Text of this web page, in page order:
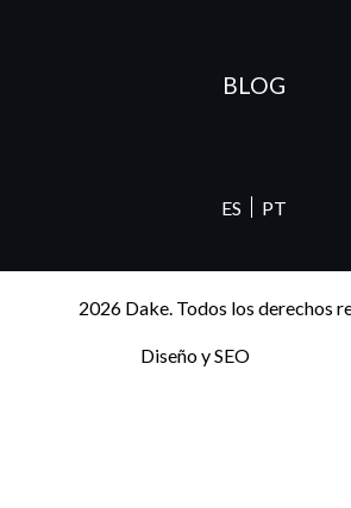
BLOG
ES PT
2026 Dake. Todos los derechos
Diseño y SEO